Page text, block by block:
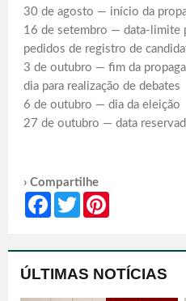
30 de agosto — início da
16 de setembro — data-limite
pedidos de registro de
3 de outubro — fim da
dia para realização de debates
6 de outubro — dia da eleição
27 de outubro — data
› Compartilhe
Facebook
Twitter
ÚLTIMAS NOTÍCIAS